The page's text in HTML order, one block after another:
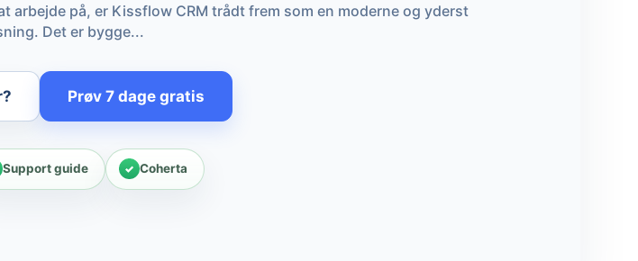
arbejde på, er Kissflow CRM trådt frem som en moderne og yderst
Det er bygge...
Prøv 7 dage gratis
Support guide Coherta